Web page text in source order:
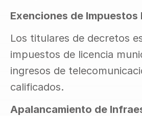
Exenciones de Impuestos
Los titulares de decretos
impuestos de licencia
ingresos de
calificados.
Apalancamiento de